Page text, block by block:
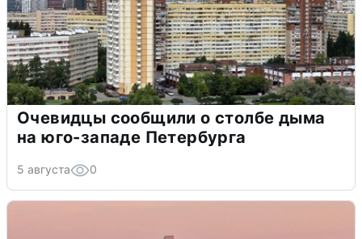
Очевидцы сообщили о столбе дыма
на юго-западе Петербурга
5 августа 0